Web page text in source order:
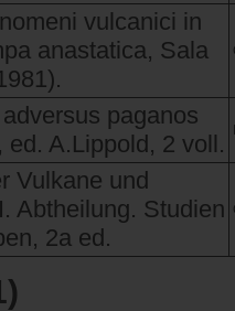
vulcanici in
anastatica, Sala
paganos
ed. A.Lippold, 2 voll.
Vulkane und
Abtheilung. Studien
2a ed.